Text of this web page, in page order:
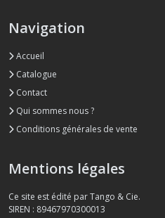
Navigation
Accueil
Catalogue
Contact
Qui sommes nous ?
Conditions générales de vente
Mentions légales
Ce site est édité par Tango & Cie.
SIREN : 89467970300013